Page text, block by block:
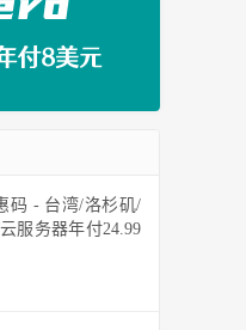
码 - 台湾/洛杉矶/
服务器年付24.99